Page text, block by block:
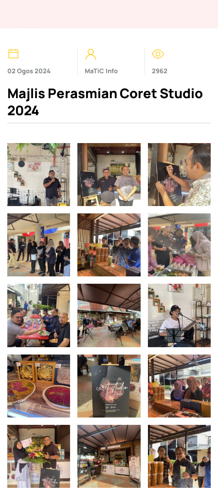
02 Ogos 2024 MaTiC Info 2962
Majlis Perasmian Coret Studio
2024